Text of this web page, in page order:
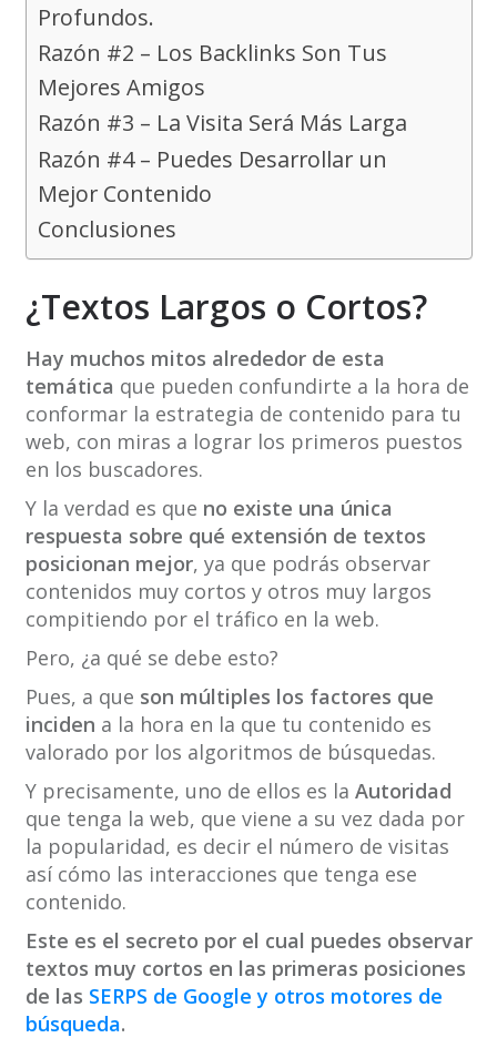
Profundos.
Razón #2 – Los Backlinks Son Tus
Mejores Amigos
Razón #3 – La Visita Será Más Larga
Razón #4 – Puedes Desarrollar un
Mejor Contenido
Conclusiones
¿Textos Largos o Cortos?
Hay muchos mitos alrededor de esta
temática que pueden confundirte a la hora de
conformar la estrategia de contenido para tu
web, con miras a lograr los primeros puestos
en los buscadores.
Y la verdad es que no existe una única
respuesta sobre qué extensión de textos
posicionan mejor, ya que podrás observar
contenidos muy cortos y otros muy largos
compitiendo por el tráfico en la web.
Pero, ¿a qué se debe esto?
Pues, a que son múltiples los factores que
inciden a la hora en la que tu contenido es
valorado por los algoritmos de búsquedas.
Y precisamente, uno de ellos es la Autoridad
que tenga la web, que viene a su vez dada por
la popularidad, es decir el número de visitas
así cómo las interacciones que tenga ese
contenido.
Este es el secreto por el cual puedes observar
textos muy cortos en las primeras posiciones
de las SERPS de Google y otros motores de
búsqueda.